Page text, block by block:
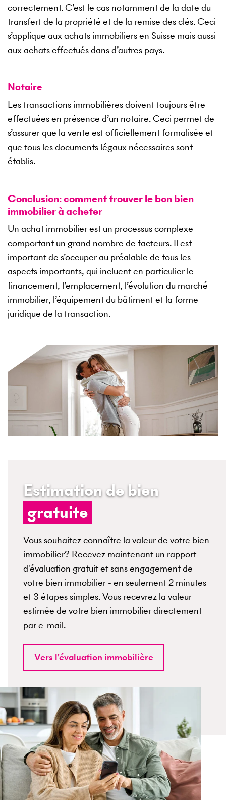
correctement. C’est le cas notamment de la date du
transfert de la propriété et de la remise des clés. Ceci
s’applique aux achats immobiliers en Suisse mais aussi
aux achats effectués dans d’autres pays.
Notaire
Les transactions immobilières doivent toujours être
effectuées en présence d’un notaire. Ceci permet de
s’assurer que la vente est officiellement formalisée et
que tous les documents légaux nécessaires sont
établis.
Conclusion: comment trouver le bon bien
immobilier à acheter
Un achat immobilier est un processus complexe
comportant un grand nombre de facteurs. Il est
important de s’occuper au préalable de tous les
aspects importants, qui incluent en particulier le
financement, l’emplacement, l’évolution du marché
immobilier, l’équipement du bâtiment et la forme
juridique de la transaction.
Estimation de bien
gratuite
Vous souhaitez connaître la valeur de votre bien
immobilier? Recevez maintenant un rapport
d'évaluation gratuit et sans engagement de
votre bien immobilier - en seulement 2 minutes
et 3 étapes simples. Vous recevrez la valeur
estimée de votre bien immobilier directement
par e-mail.
Vers l'évaluation immobilière